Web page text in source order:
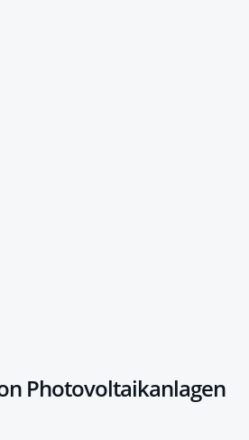
Photovoltaikanlagen